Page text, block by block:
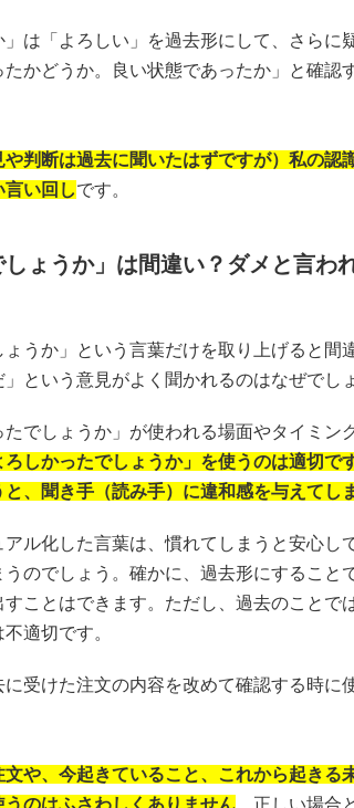
」は「よろしい」を過去形にして、さらに
かどうか。良い状態であったか」と確認
や判断は過去に聞いたはずですが）私の認
い回しです。
しょうか」は間違い？ダメと言わ
うか」という言葉だけを取り上げると間
」という意見がよく聞かれるのはなぜでし
でしょうか」が使われる場面やタイミン
しかったでしょうか」を使うのは適切で
、聞き手（読み手）に違和感を与えてし
ル化した言葉は、慣れてしまうと安心し
のでしょう。確かに、過去形にすること
ことはできます。ただし、過去のことで
適切です。
受けた注文の内容を改めて確認する時に
文や、今起きていること、これから起きる
のはふさわしくありません 。正しい場合